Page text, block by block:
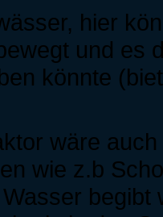
hier
und es
könnte
wäre
wie z.b